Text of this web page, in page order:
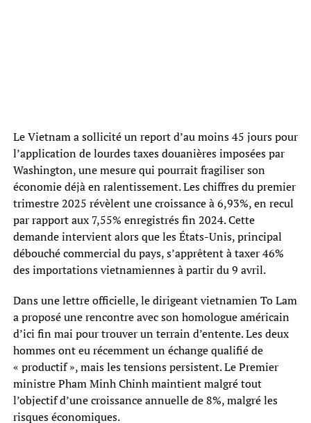
Le Vietnam a sollicité un report d’au moins 45 jours pour
l’application de lourdes taxes douanières imposées par
Washington, une mesure qui pourrait fragiliser son
économie déjà en ralentissement. Les chiffres du premier
trimestre 2025 révèlent une croissance à 6,93%, en recul
par rapport aux 7,55% enregistrés fin 2024. Cette
demande intervient alors que les États-Unis, principal
débouché commercial du pays, s’apprêtent à taxer 46%
des importations vietnamiennes à partir du 9 avril.
Dans une lettre officielle, le dirigeant vietnamien To Lam
a proposé une rencontre avec son homologue américain
d’ici fin mai pour trouver un terrain d’entente. Les deux
hommes ont eu récemment un échange qualifié de
« productif », mais les tensions persistent. Le Premier
ministre Pham Minh Chinh maintient malgré tout
l’objectif d’une croissance annuelle de 8%, malgré les
risques économiques.